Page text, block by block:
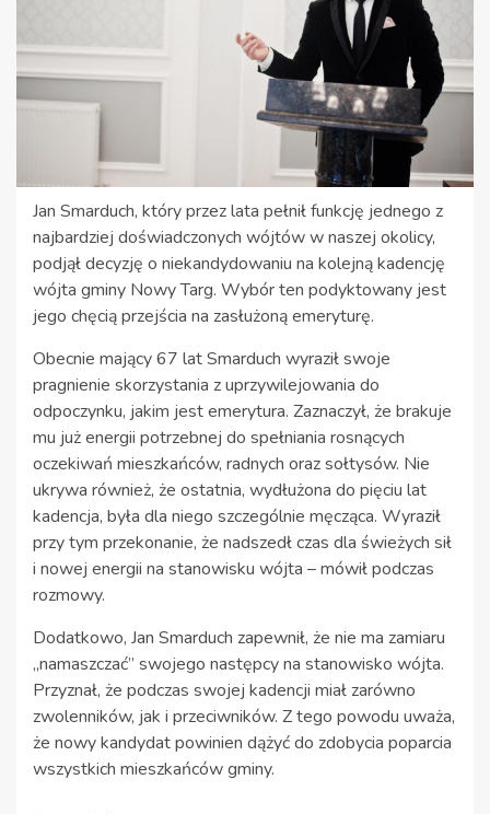
Jan Smarduch, który przez lata pełnił funkcję jednego z
najbardziej doświadczonych wójtów w naszej okolicy,
podjął decyzję o niekandydowaniu na kolejną kadencję
wójta gminy Nowy Targ. Wybór ten podyktowany jest
jego chęcią przejścia na zasłużoną emeryturę.
Obecnie mający 67 lat Smarduch wyraził swoje
pragnienie skorzystania z uprzywilejowania do
odpoczynku, jakim jest emerytura. Zaznaczył, że brakuje
mu już energii potrzebnej do spełniania rosnących
oczekiwań mieszkańców, radnych oraz sołtysów. Nie
ukrywa również, że ostatnia, wydłużona do pięciu lat
kadencja, była dla niego szczególnie męcząca. Wyraził
przy tym przekonanie, że nadszedł czas dla świeżych sił
i nowej energii na stanowisku wójta – mówił podczas
rozmowy.
Dodatkowo, Jan Smarduch zapewnił, że nie ma zamiaru
„namaszczać” swojego następcy na stanowisko wójta.
Przyznał, że podczas swojej kadencji miał zarówno
zwolenników, jak i przeciwników. Z tego powodu uważa,
że nowy kandydat powinien dążyć do zdobycia poparcia
wszystkich mieszkańców gminy.